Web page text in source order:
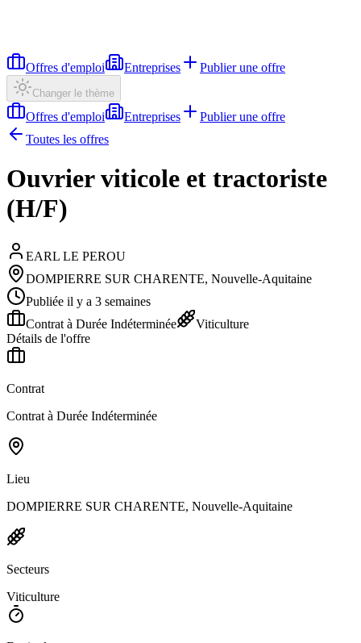
Offres d'emploi Entreprises Publier une offre
Changer le thème
Offres d'emploi Entreprises
Publier une offre
Toutes les offres
Ouvrier viticole et tractoriste
(H/F)
EARL LE PEROU
DOMPIERRE SUR CHARENTE, Nouvelle-Aquitaine
Publiée il y a 3 semaines
Contrat à Durée Indéterminée
Viticulture
Détails de l'offre
Contrat
Contrat à Durée Indéterminée
Lieu
DOMPIERRE SUR CHARENTE, Nouvelle-Aquitaine
Secteurs
Viticulture